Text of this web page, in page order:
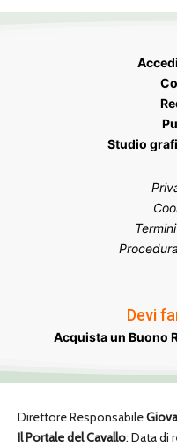
Studio
Devi
Acquista un Buono
Direttore Responsabile
Il Portale del Cavallo: Data di